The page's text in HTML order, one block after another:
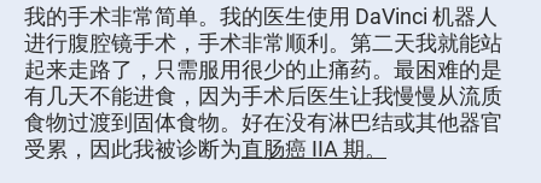
我的手术非常简单。我的医生使用 DaVinci 机器人
进行腹腔镜手术，手术非常顺利。第二天我就能站
起来走路了，只需服用很少的止痛药。最困难的是
有几天不能进食，因为手术后医生让我慢慢从流质
食物过渡到固体食物。好在没有淋巴结或其他器官
受累，因此我被诊断为直肠癌 IIA 期。